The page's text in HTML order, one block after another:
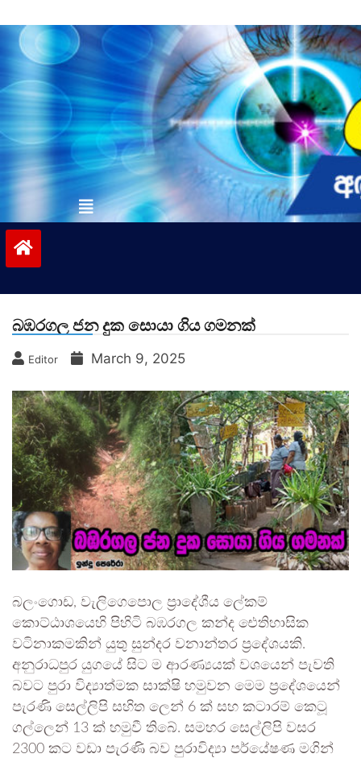
to
contentvinivida.lk
බඹරගල ජන දුක සොයා ගිය ගමනක්
Editor March 9, 2025
බලංගොඩ, වැලිගෙපොල ප්‍රාදේශීය ලේකම්
කොට්ඨාශයෙහි පිහිටි බඹරගල කන්ද ඓතිහාසික
වටිනාකමකින් යුතු සුන්දර වනාන්තර ප්‍රදේශයකි.
අනුරාධපුර යුගයේ සිට ම ආරණ්‍යයක් වශයෙන් පැවති
බවට පුරා විද්‍යාත්මක සාක්ෂි හමුවන මෙම ප්‍රදේශයෙන්
පැරණි සෙල්ලිපි සහිත ලෙන් 6 ක් සහ කටාරම් කෙටූ
ගල්ලෙන් 13 ක් හමුවී තිබේ. සමහර සෙල්ලිපි වසර
2300 කට වඩා පැරණි බව පුරාවිද්‍යා පර්යේෂණ මගින්